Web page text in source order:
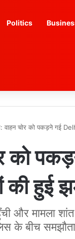
Politics
वाहन चोर को पकड़ने गई
को
की हुई
और मामला शांत
के बीच